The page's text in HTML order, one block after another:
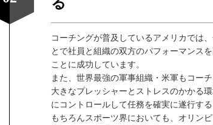
コーチングが普及しているアメリカでは
とで社員と組織の双方のパフォーマンス
ことに成功しています。
また、世界最強の軍事組織・米軍もコー
大きなプレッシャーとストレスのかかる
にコントロールして任務を確実に遂行す
もちろんスポーツ界においても、オリン